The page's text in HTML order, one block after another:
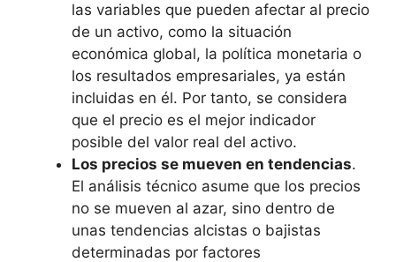
las variables que pueden afectar al precio
de un activo, como la situación
económica global, la política monetaria o
los resultados empresariales, ya están
incluidas en él. Por tanto, se considera
que el precio es el mejor indicador
posible del valor real del activo.
Los precios se mueven en tendencias.
El análisis técnico asume que los precios
no se mueven al azar, sino dentro de
unas tendencias alcistas o bajistas
determinadas por factores